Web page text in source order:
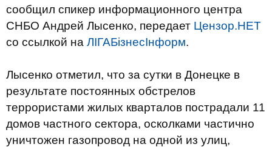
сообщил спикер информационного центра
СНБО Андрей Лысенко, передает Цензор.НЕТ
со ссылкой на ЛІГАБізнесІнформ.
Лысенко отметил, что за сутки в Донецке в
результате постоянных обстрелов
террористами жилых кварталов пострадали 11
домов частного сектора, осколками частично
уничтожен газопровод на одной из улиц,